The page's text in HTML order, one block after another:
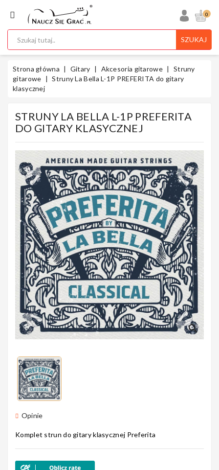
KATEGORIA
Ukulele
Instrumenty
Klawiszowe
Instrumenty
Perkusyjne
Instrumenty
Dęte
Instrumenty
Instrumenty
Dla Dzieci
Nagłośnienie
0
SZUKAJ
Strona główna Gitary Akcesoria gitarowe
Struny
gitarowe
Struny La Bella L-1P PREFERITA do gitary
klasycznej
STRUNY LA BELLA L-1P PREFERITA
DO GITARY KLASYCZNEJ
search
Opinie
Komplet strun do gitary klasycznej Preferita